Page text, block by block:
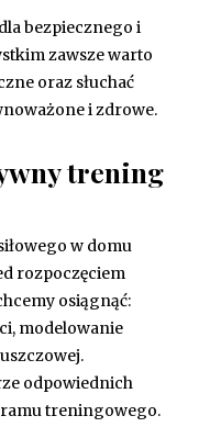
bezpiecznego i
zawsze warto
oraz słuchać
i zdrowe.
trening
w domu
rozpoczęciem
osiągnąć:
modelowanie
odpowiednich
treningowego.